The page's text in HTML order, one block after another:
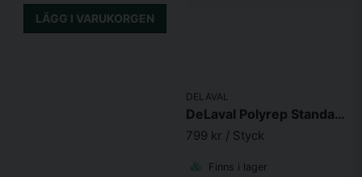
LÄGG I VARUKORGEN
DELAVAL
DeLaval Polyrep Standard BL8 200m
799 kr / Styck
Finns i lager